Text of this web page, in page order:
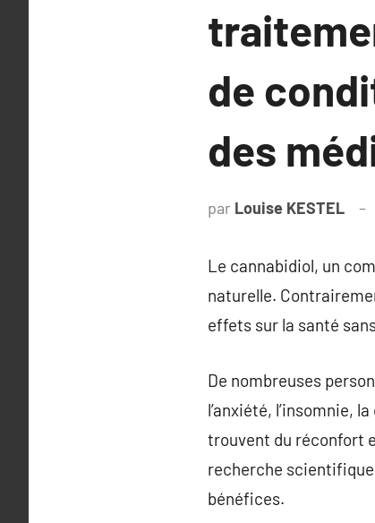
de
des
par Louise KESTEL
Le cannabidiol, un
naturelle.
effets sur la santé
De nombreuses
l’anxiété, l’insomnie,
trouvent du réconfort
recherche
bénéfices.